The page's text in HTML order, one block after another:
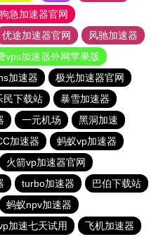
狗急加速器官网
优途加速器官网
风驰加速器
vps加速器外网苹果版
加速器
极光加速器官网
民下载站
暴雪加速器
一元机场
黑洞加速
加速器
蚂蚁vp加速器
火箭vp加速器官网
turbo加速器
巴伯下载站
蚂蚁npv加速器
加速七天试用 飞机加速器